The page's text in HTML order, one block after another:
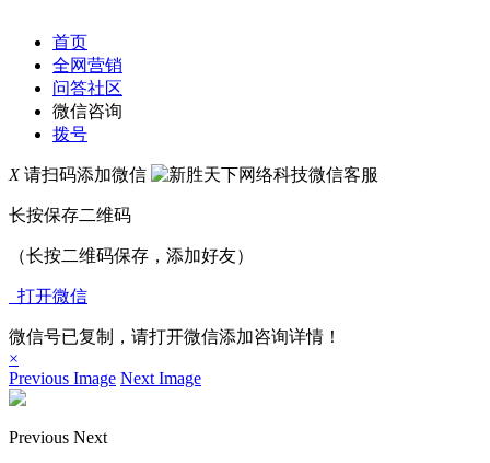
首页
全网营销
问答社区
微信咨询
拨号
X请扫码添加微信
长按保存二维码
（长按二维码保存，添加好友）
打开微信
微信号已复制，请打开微信添加咨询详情！
×
Previous Image Next Image
Previous Next